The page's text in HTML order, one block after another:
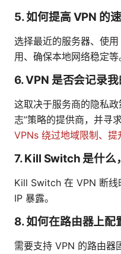
5. 如何提高 VPN 的速
选择最近的服务器、使
用、确保本地网络稳定等
6. VPN 是否会记录我
这取决于服务商的隐私政
志”策略的提供商，并寻
VPNs 绕过地域限制、
7. Kill Switch 是什么
Kill Switch 在 VPN 断线
IP 暴露。
8. 如何在路由器上配
需要支持 VPN 的路由